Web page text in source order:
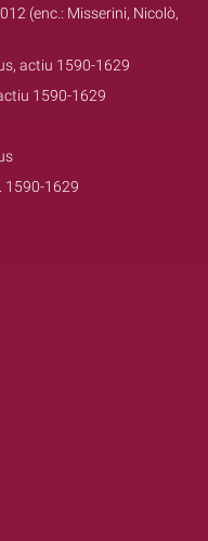
(enc.: Misserini, Nicolò,
actiu 1590-1629
1590-1629
1590-1629